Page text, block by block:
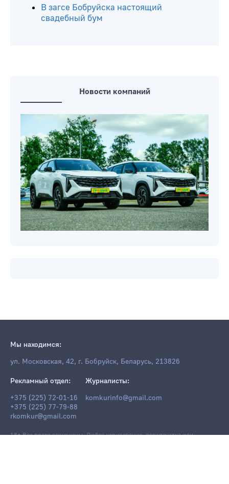
В загсе Бобруйска настоящий
свадебный бум
Новости компаний
Мы находимся:
ул. Московская, 42, г. Бобруйск, Беларусь, 213826
Рекламный отдел:
+375 (225) 72-01-16
+375 (225) 77-79-88
rkomkur@gmail.com
Журналисты:
komkurinfo@gmail.com
18+ Все права защищены. Любое копирование, перепечатка или